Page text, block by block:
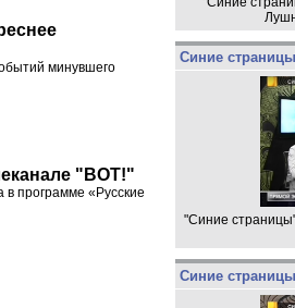
минувшего
"ВОТ!"
программе «Русские
Синие
"Синие
Синие